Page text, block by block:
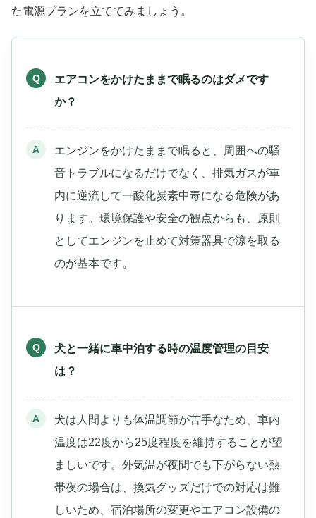
た電源プランを立ててみましょう。
エアコンをかけたままで眠るのはダメです
か？
エンジンをかけたままで眠ると、周囲への騒
音トラブルになるだけでなく、排気ガスが車
内に逆流して一酸化炭素中毒になる危険があ
ります。環境保護や安全の観点からも、原則
としてエンジンを止めて対策器具で涼を取る
のが基本です。
犬と一緒に車中泊する時の温度管理の目安
は？
犬は人間よりも体温調節が苦手なため、車内
温度は22度から25度程度を維持することが望
ましいです。外気温が夜間でも下がらない熱
帯夜の場合は、換気グッズだけでの対応は難
しいため、宿泊場所の変更やエアコン設備の